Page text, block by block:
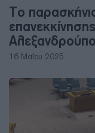
Το
16 Μαΐου 2025